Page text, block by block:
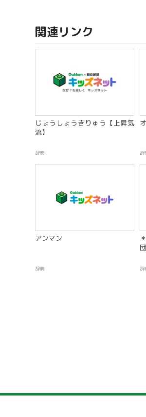
関連リンク
じょうしょうきりゅう【上昇気
流】
辞典 辞
アンマン
辞典 辞